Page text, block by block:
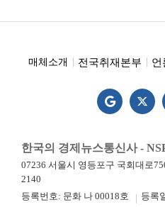
매체소개 전국취재본부 언
한국의 경제뉴스통신사 -
07236 서울시 영등포구 국회대로
2140
등록번호: 문화 나 00018호
등록